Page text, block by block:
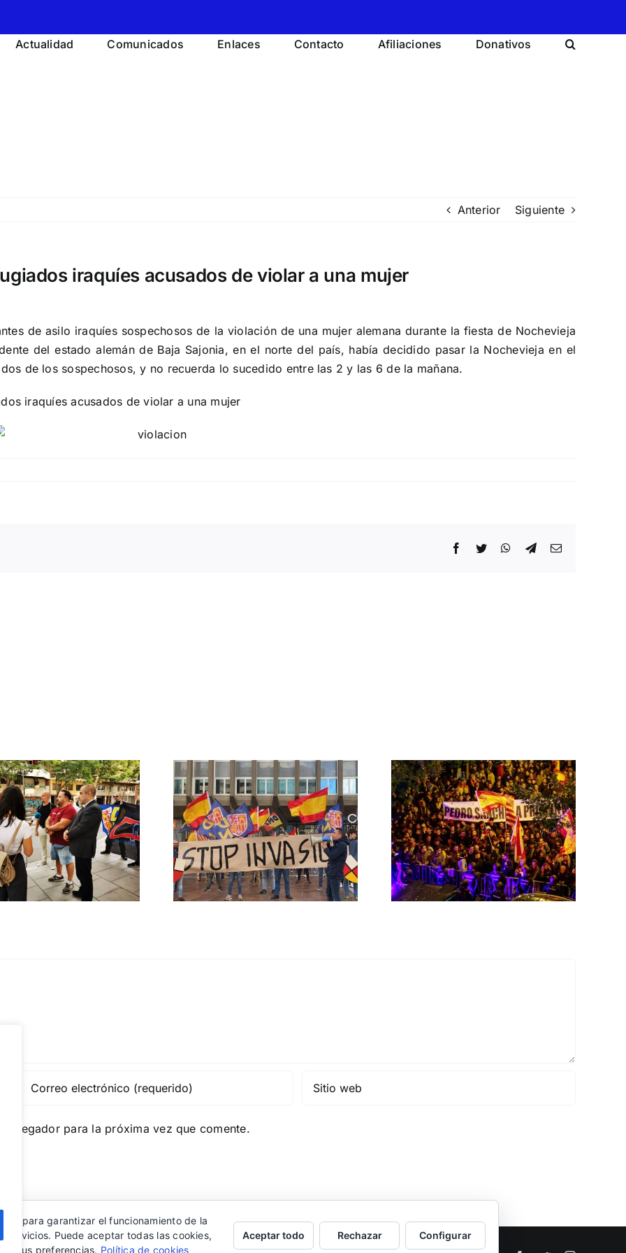
Actualidad Comunicados Enlaces Contacto Afiliaciones Donativos
Anterior Siguiente
iraquíes acusados de violar a una mujer
de asilo iraquíes sospechosos de la violación de una mujer alemana durante la fiesta de Nochevieja
del estado alemán de Baja Sajonia, en el norte del país, había decidido pasar la Nochevieja en el
de los sospechosos, y no recuerda lo sucedido entre las 2 y las 6 de la mañana.
iraquíes acusados de violar a una mujer
Facebook
Twitter WhatsApp
TelegramCorreo
Crónica acto DN
contra la invasión
migratoria y el
gran reemplazo
MADRID 4 DE NOVIEMBRE
DN ante las
protestas contra el
Gobierno
CONTRA LA AMNISTÍA
para la próxima vez que comente.
para garantizar el funcionamiento de la
servicios. Puede aceptar todas las cookies,
sus preferencias. Política de cookies
Aceptar todo Rechazar Configurar